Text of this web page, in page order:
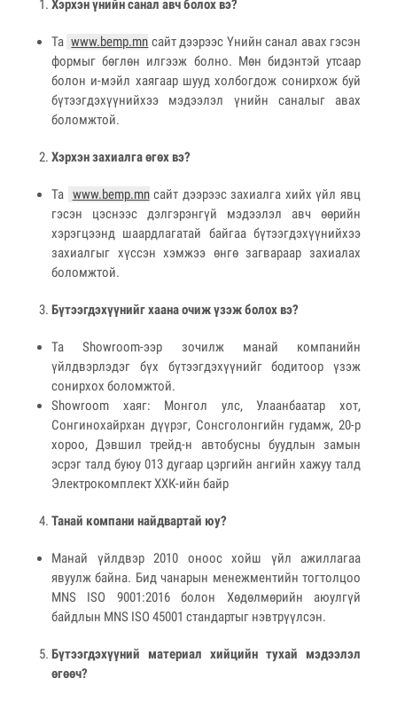
Хэрхэн үнийн санал авч болох вэ?
Та www.bemp.mn сайт дээрээс Үнийн санал авах гэсэн
формыг бөглөн илгээж болно. Мөн бидэнтэй утсаар
болон и-мэйл хаягаар шууд холбогдож сонирхож буй
бүтээгдэхүүнийхээ мэдээлэл үнийн саналыг авах
боломжтой.
Хэрхэн захиалга өгөх вэ?
Та www.bemp.mnсайт дээрээс захиалга хийх үйл явц
гэсэн цэснээс дэлгэрэнгүй мэдээлэл авч өөрийн
хэрэгцээнд шаардлагатай байгаа бүтээгдэхүүнийхээ
захиалгыг хүссэн хэмжээ өнгө загвараар захиалах
боломжтой.
Бүтээгдэхүүнийг хаана очиж үзэж болох вэ?
Та Showroom-ээр зочилж манай компанийн
үйлдвэрлэдэг бүх бүтээгдэхүүнийг бодитоор үзэж
сонирхох боломжтой.
Showroom хаяг: Монгол улс, Улаанбаатар хот,
Сонгинохайрхан дүүрэг, Сонсголонгийн гудамж, 20-р
хороо, Дэвшил трейд-н автобусны буудлын замын
эсрэг талд буюу 013 дугаар цэргийн ангийн хажуу талд
Электрокомплект ХХК-ийн байр
Танай компани найдвартай юу?
Манай үйлдвэр 2010 оноос хойш үйл ажиллагаа
явуулж байна. Бид чанарын менежментийн тогтолцоо
MNS ISO 9001:2016 болон Хөдөлмөрийн аюулгүй
байдлын MNS ISO 45001 стандартыг нэвтрүүлсэн.
Бүтээгдэхүүний материал хийцийн тухай мэдээлэл
өгөөч?